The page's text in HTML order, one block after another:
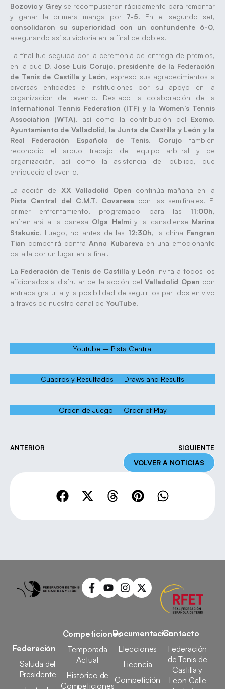
Bozovic y Greyse recompusieron rápidamente para remontar
y ganar la primera manga por7-5. En el segundo set,
consolidaron su superioridad con un contundente 6-0,
asegurando así su victoria en la final de dobles.
La final fue seguida por la ceremonia de entrega de premios,
en la que D. Jose Luis Corujo, presidente de la Federación
de Tenis de Castilla y León, expresó sus agradecimientos a
diversas entidades e instituciones por su apoyo en la
organización del evento. Destacó la colaboración de la
International Tennis Federation (ITF) y la Women’s Tennis
Association (WTA), así como la contribución del Excmo.
Ayuntamiento de Valladolid, la Junta de Castilla y León y la
Real Federación Española de Tenis. Corujotambién
reconoció el arduo trabajo del equipo arbitral y de
organización, así como la asistencia del público, que
enriqueció el evento.
La acción delXX Valladolid Open continúa mañana en la
Pista Central del C.M.T. Covaresa con las semifinales. El
primer enfrentamiento, programado para las 11:00h,
enfrentará a la danesa Olga Helmiy la canadiense Marina
Stakusic. Luego, no antes de las 12:30h, la china Fangran
Tian competirá contraAnna Kubareva en una emocionante
batalla por un lugar en la final.
La Federación de Tenis de Castilla y León invita a todos los
aficionados a disfrutar de la acción delValladolid Open con
entrada gratuita y la posibilidad de seguir los partidos en vivo
a través de nuestro canal de YouTube.
Youtube – Pista Central
Cuadros y Resultados – Draws and Results
Orden de Juego – Order of Play
ANTERIOR SIGUIENTE
VOLVER A NOTICIAS
Federación
Saluda del
Presidente
Competiciones
Temporada
Actual
Histórico de
Competiciones
Documentación
Elecciones
Licencia
Competición
Contacto
Federación
de Tenis de
Castilla y
Leon Calle